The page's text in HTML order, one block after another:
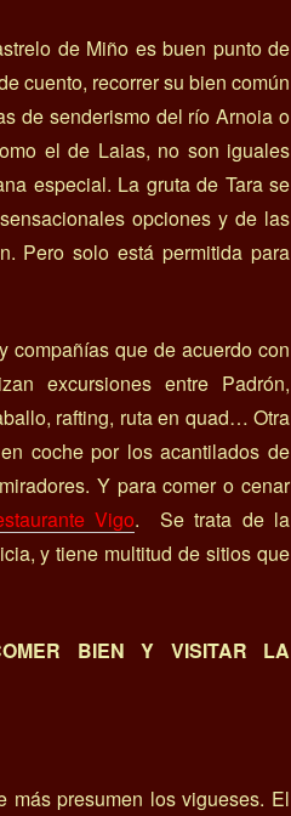
de Miño es buen punto de
cuento, recorrer su bien común
de senderismo del río Arnoia o
el de Laias, no son iguales
especial. La gruta de Tara se
opciones y de las
Pero solo está permitida para
compañías que de acuerdo con
excursiones entre Padrón,
rafting, ruta en quad… Otra
coche por los acantilados de
Y para comer o cenar
Vigo. Se trata de la
y tiene multitud de sitios que
BIEN Y VISITAR LA
presumen los vigueses. El